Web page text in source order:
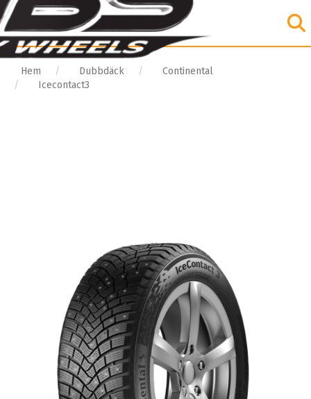
Hem Dubbdäck
Continental
Icecontact3